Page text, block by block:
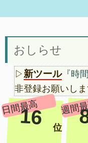
おしらせ
▷ 新ツール『時
非登録お願いしま
日間最高
16 位
週間